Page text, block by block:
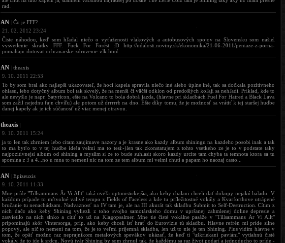
rad.
AN
Čo je FFF?
21. 02. 2012 23:24
Čiste náhodou, keď som hľadal niečo o vyťaženosti vlakových a autobusových spojov na Slovensku som našiel
vysvetlenie skratky FFF. Fuck For Forest :D http://udalosti.noviny.sk/ekonomika/21-06-2011/peniaze-z-porna-
pomahaju-dotovat-ochranarske-zdruzenie-vlk.html
AN
theaxis
9. 10. 2011 22:53
To by som bral ako najlepší ukazovateľ, že hoci kapela spravila niečo iné alebo úplne iné, tak sa dočkala pozitívneho
ohlasu, lebo dotyčný album bol tak skvelý, že na menší či väčší odklon od predošlých koľají sa nehľadí. Príklad, kde to
ale nevyšlo je napr. Satyricon, ešte na Volcano to bola dobrá jazda, (hlavne pri skladbách Fuel For Hatred a Black Lava
som zažil nejednu fajn chvíľu) ale potom už drrrrrb na dno. Ešte díky tomu, že je možnosť sa vrátiť k tej staršej hudbe
danej kapely ak je ich súčanosť už viac menej otravou.
theaxis
9. 10. 2011 15:24
ja to len tak zhrniem lebo citam zaujimave nazory a je krasne ako kazdy album shiningu na kazdeho posobi inak a tak
to ma byt!o to v tej hudbe ide!a velmi ma to tesi:-)len tak zkonstatujem z tohto vsetkeho ze je to v podstate taky
najpozitivnejsi album od shining a myslim si ze to bude suhlasit skoro kazdy urcite tam chyba ta temnota ktora sa tu
spomina z 3 a 4...no u mna to nemeni nic na tom ze tem album mi velmi chuti a papam ho naozaj casto...
AN
Epizeuxis
9. 10. 2011 11:33
Mne príde "Tillsammans Är Vi Allt" taká oveľa optimistickejšia, ako keby chalani chceli dať dokopy nejakú baladu. V
každom prípade to mŕtvolné valivé tempo z Fields of Faceless a kde tu príležitostné vokály a Kvarforthove utrápené
bručanie tu nenachádzam. Nadväznosť na IV tam je, ale na III akurát tak skladbu Submit to Self-Destruction. Cítim z
nich dačo ako keby Shining vyliezli z toho svojho samotárskeho domu v upršanej zahmlenej doline depresie a
zasvietilo na nich slnko a cítiť to už na Klagopsalmer. Mne tie čisté vokálne pasáže v "Tillsammans Är Vi Allt"
pripomínajú skôr Vintersorga, príp. ako keby chceli ísť hrať do Eurovízie tú skladbu. Hlavne refrén mi príde silne
popový, ale nič to nemení na tom, že je to veľmi príjemná skladba, len už to nie je ten Shining. Plus vidím hlavne v
tom, že opäť možno raz neprajníkom metalových spevákov ukázať, že keď tí "uškriekaní paviáni" vytiahnú čisté
vokály, že to ide k srdcu. Novú tvár Shining by som zhrnul tak, že každému sa raz život podarí a jednoducho to príde -